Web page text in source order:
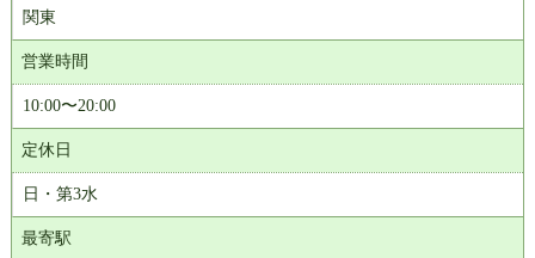
関東
営業時間
10:00〜20:00
定休日
日・第3水
最寄駅